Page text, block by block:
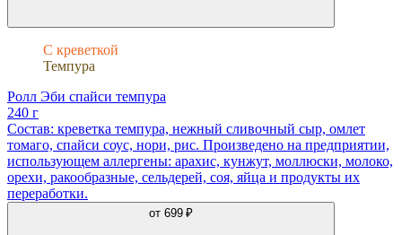
С креветкой
Темпура
Ролл Эби спайси темпура
240 г
Состав: креветка темпура, нежный сливочный сыр, омлет
томаго, спайси соус, нори, рис. Произведено на предприятии,
использующем аллергены: арахис, кунжут, моллюски, молоко,
орехи, ракообразные, сельдерей, соя, яйца и продукты их
переработки.
от 699 ₽